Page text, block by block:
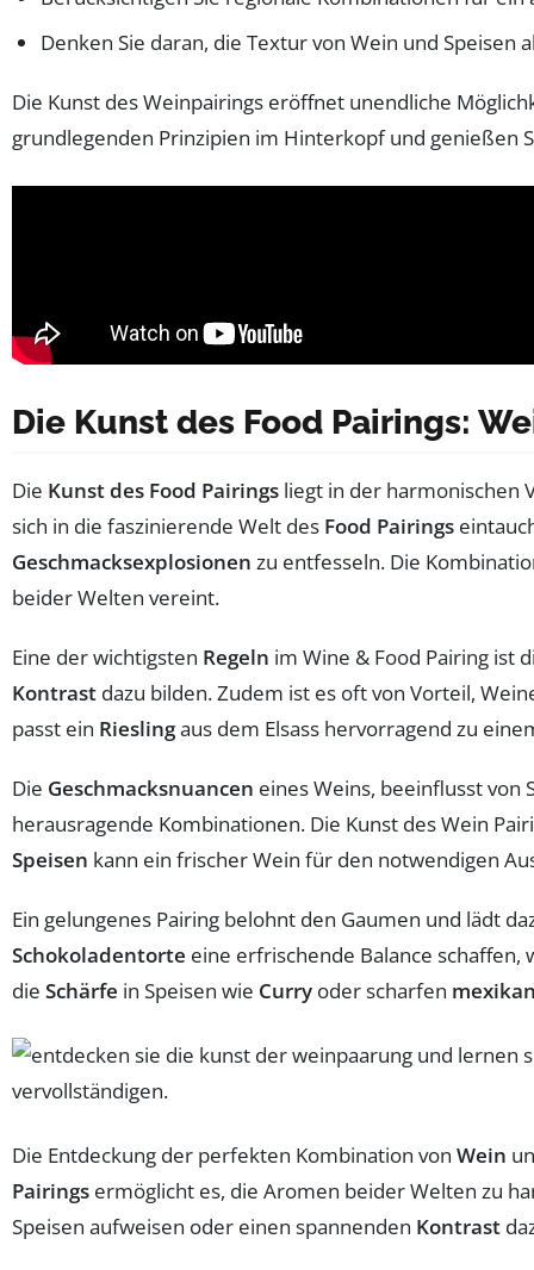
Denken Sie daran, die Textur von Wein und
Die Kunst des Weinpairings eröffnet unendliche
grundlegenden Prinzipien im Hinterkopf und genießen
Die Kunst des Food Pairings:
Die Kunst des Food Pairings liegt in der harmonischen
sich in die faszinierende Welt des Food Pairings
Geschmacksexplosionen zu entfesseln. Die
beider Welten vereint.
Eine der wichtigsten Regeln im Wine & Food Pairing ist
Kontrast dazu bilden. Zudem ist es oft von Vorteil,
passt ein Rieslingaus dem Elsass hervorragend zu
Die Geschmacksnuancen eines Weins, beeinflusst
herausragende Kombinationen. Die Kunst des Wein
Speisen kann ein frischer Wein für den notwendigen
Ein gelungenes Pairing belohnt den Gaumen und lädt
Schokoladentorte eine erfrischende Balance
die Schärfe in Speisen wie Curry oder scharfen
Die Entdeckung der perfekten Kombination von Wein
Pairings ermöglicht es, die Aromen beider Welten zu
Speisen aufweisen oder einen spannenden Kontrast